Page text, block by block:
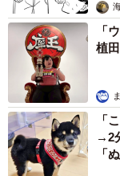
森岡 浩
姓氏研究家
京
老